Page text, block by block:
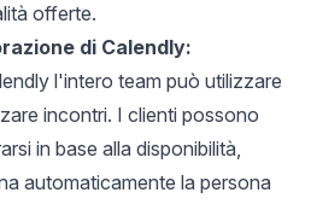
offerte.
di Calendly:
l'intero team può utilizzare
incontri. I clienti possono
in base alla disponibilità,
automaticamente la persona